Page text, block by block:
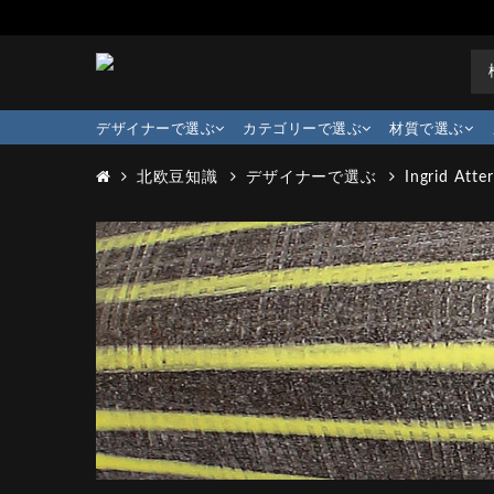
デザイナーで選ぶ カテゴリーで選ぶ 材質で選ぶ
北欧豆知識 デザイナーで選ぶ Ingrid